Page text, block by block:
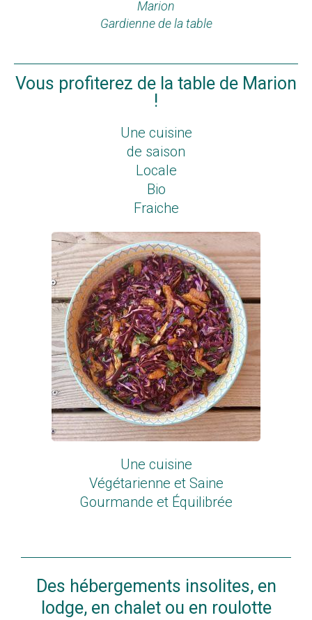
Marion
Gardienne de la table
Vous profiterez de la table de Marion
!
Une cuisine
de saison
Locale
Bio
Fraiche
Une cuisine
Végétarienne et Saine
Gourmande et Équilibrée
Des hébergements insolites, en
lodge, en chalet ou en roulotte